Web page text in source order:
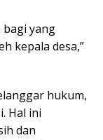
bagi yang
kepala desa,”
hukum,
Hal ini
dan